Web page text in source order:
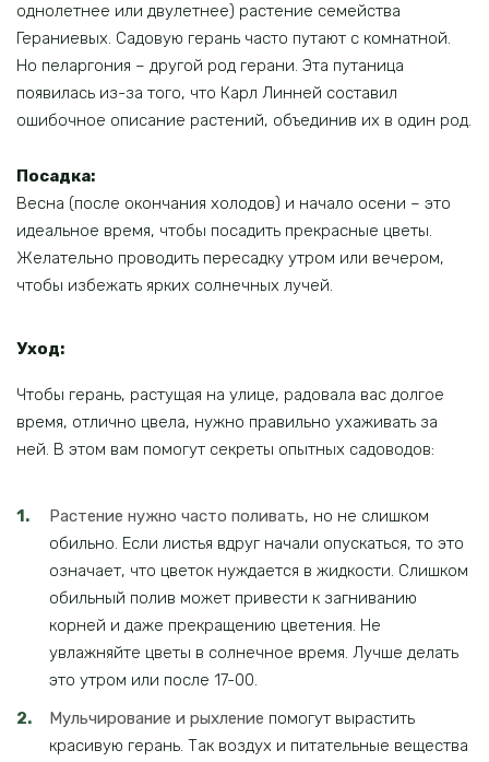
однолетнее или двулетнее) растение семейства
Гераниевых. Садовую герань часто путают с комнатной.
Но пеларгония – другой род герани. Эта путаница
появилась из-за того, что Карл Линней составил
ошибочное описание растений, объединив их в один род.
Посадка:
Весна (после окончания холодов) и начало осени – это
идеальное время, чтобы посадить прекрасные цветы.
Желательно проводить пересадку утром или вечером,
чтобы избежать ярких солнечных лучей.
Уход:
Чтобы герань, растущая на улице, радовала вас долгое
время, отлично цвела, нужно правильно ухаживать за
ней. В этом вам помогут секреты опытных садоводов:
Растение нужно часто поливать, но не слишком
обильно. Если листья вдруг начали опускаться, то это
означает, что цветок нуждается в жидкости. Слишком
обильный полив может привести к загниванию
корней и даже прекращению цветения. Не
увлажняйте цветы в солнечное время. Лучше делать
это утром или после 17-00.
Мульчирование и рыхление помогут вырастить
красивую герань. Так воздух и питательные вещества